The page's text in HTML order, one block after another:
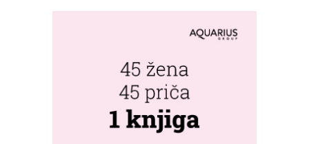
U DVOROVIMA